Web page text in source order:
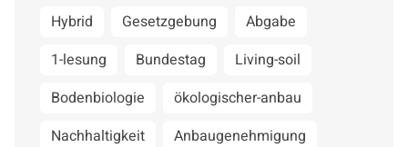
Hybrid
Gesetzgebung
Abgabe
1-lesung
Bundestag
Living-soil
Bodenbiologie
ökologischer-anbau
Nachhaltigkeit
Anbaugenehmigung